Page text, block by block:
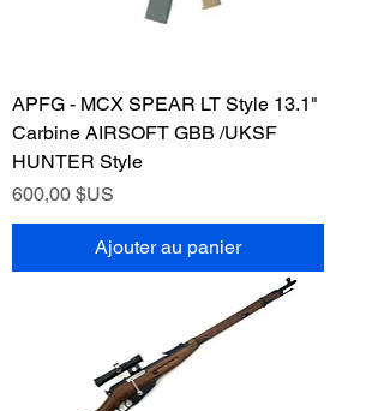
APFG - MCX SPEAR LT Style 13.1"
Carbine AIRSOFT GBB /UKSF
HUNTER Style
Prix
600,00 $US
Ajouter au panier